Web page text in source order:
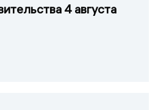
4 августа